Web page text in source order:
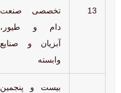
13
تخصصی صنعت
دام و طیور،
آبزیان و صنایع
وابسته
بیست و پنجمین